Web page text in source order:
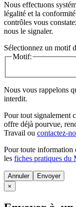
Nous effectuons
légalité et la
contrôles vous
nous le signaler.
Sélectionnez un motif
Motif:
Nous vous rappelons
interdit.
Pour tout signalement
offre déjà pourvue,
Travail ou contactez-
Pour toute information
les fiches pratiques du
Annuler
×